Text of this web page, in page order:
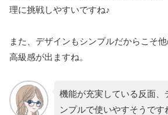
理に挑戦しやすいですね♪
また、デザインもシンプルだからこそ
高級感が出ますね。
機能が充実している反面、
ンプルで使いやすそうです